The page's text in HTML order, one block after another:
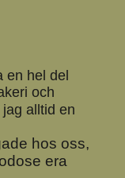
en hel del
och
alltid en
hos oss,
era